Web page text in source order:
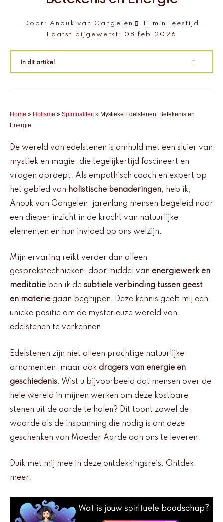
Door: Anouk van Gangelen
11 min leestijd
Laatst bijgewerkt:
08 feb 2026
In dit artikel
Home » Holisme » Spiritualiteit» Mystieke Edelstenen: Betekenis en
Energie
De wereld van edelstenen is omhuld met een sluier van
mystiek en magie, die tegelijkertijd fascineert en
vragen oproept. Als empathisch coach en expert op
het gebied van holistische benaderingen, heb ik,
Anouk van Gangelen, jarenlang mensen begeleid naar
een dieper inzicht in de kracht van natuurlijke
elementen en hun invloed op ons welzijn.
Mijn ervaring reikt verder dan alleen
gesprekstechnieken; door middel van energiewerk en
meditatie ben ik de subtiele verbinding tussen geest
en materie gaan begrijpen. Deze kennis geeft mij een
unieke positie om de mysterieuze wereld van
edelstenen te verkennen.
Edelstenen zijn niet alleen prachtige natuurlijke
ornamenten, maar ook dragers van energie en
geschiedenis. Wist u bijvoorbeeld dat mensen over de
hele wereld in mijnen werken om deze kostbare
stenen uit de aarde te halen? Dit toont zowel de
waarde als de inspanning die nodig is om deze
geschenken van Moeder Aarde aan ons te leveren.
Duik met mij mee in deze ontdekkingsreis. Ontdek
meer.